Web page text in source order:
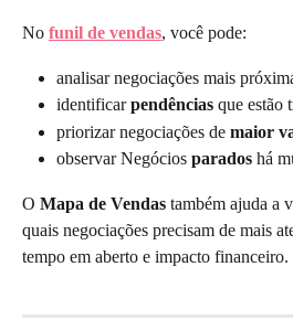
No funil de vendas, você pode:
analisar negociações mais
identificar pendências que estão
priorizar negociações de maior
observar Negócios parados há
O Mapa de Vendas também ajuda a
quais negociações precisam de mais
tempo em aberto e impacto financeiro.